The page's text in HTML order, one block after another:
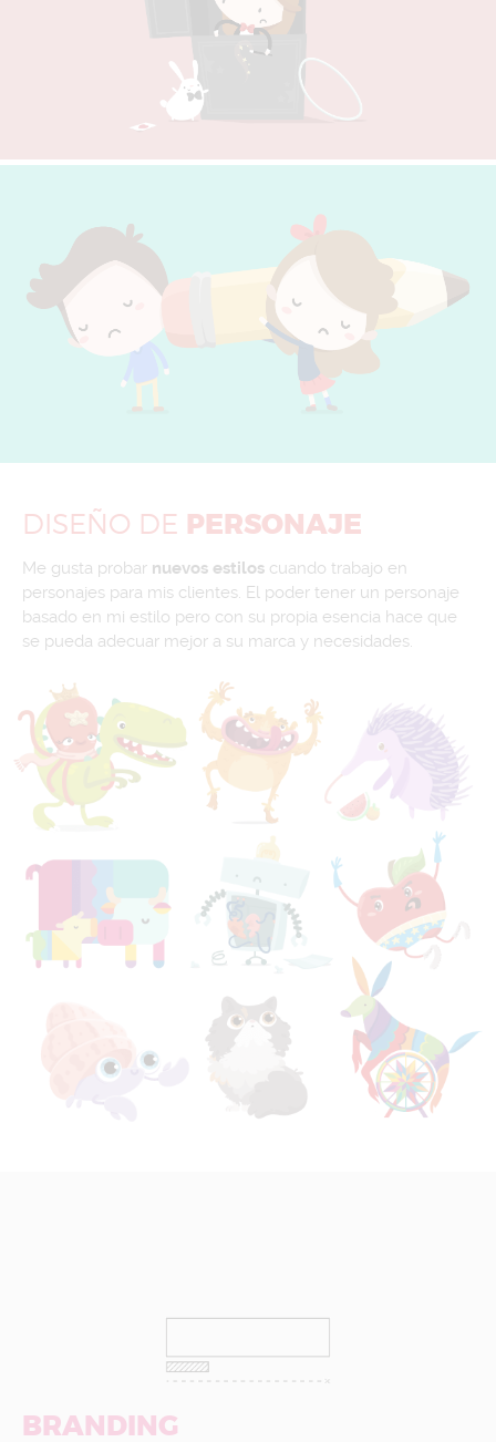
DISEÑO DE PERSONAJE
Me gusta probar nuevos estilos cuando trabajo en
personajes para mis clientes. El poder tener un personaje
basado en mi estilo pero con su propia esencia hace que
se pueda adecuar mejor a su marca y necesidades.
BRANDING